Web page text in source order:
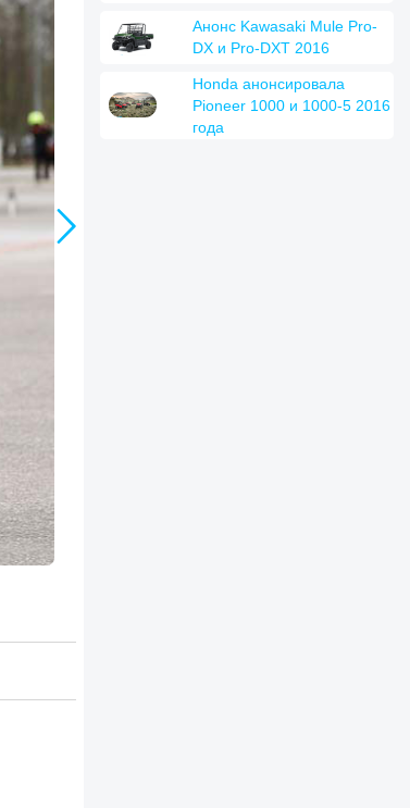

Анонс Kawasaki Mule Pro-
DX и Pro-DXT 2016
Honda анонсировала
Pioneer 1000 и 1000-5 2016
года